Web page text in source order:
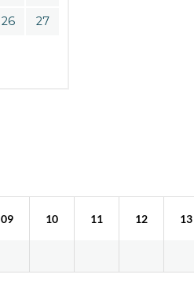
26 27
09 10 11 12 13